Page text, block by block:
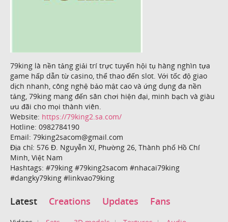
79king là nền tảng giải trí trực tuyến hội tụ hàng nghìn tựa
game hấp dẫn từ casino, thể thao đến slot. Với tốc độ giao
dịch nhanh, công nghệ bảo mật cao và ứng dụng đa nền
tảng, 79king mang đến sân chơi hiện đại, minh bạch và giàu
ưu đãi cho mọi thành viên.
Website: https://79king2.sa.com/
Hotline: 0982784190
Email: 79king2sacom@gmail.com
Địa chỉ: 576 Đ. Nguyễn Xí, Phường 26, Thành phố Hồ Chí
Minh, Việt Nam
Hashtags: #79king #79king2sacom #nhacai79king
#dangky79king #linkvao79king
Latest Creations Updates Fans